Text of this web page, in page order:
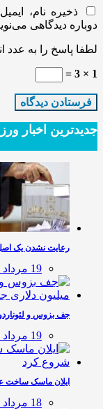
ذخیره نام،
دوباره دیدگاهی
لطفا پاسخ را به عدد
1 × 3 =
جدیدترین‌ اخبار
رعایت نشدن یک
19 مرداد 1405
جف بزوس و
19 مرداد 1405
ایلان ماسک ساخت
18 مرداد 1405